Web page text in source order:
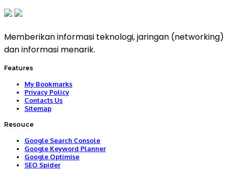
Memberikan informasi teknologi, jaringan (networking)
dan informasi menarik.
Features
My Bookmarks
Privacy Policy
Contacts Us
Sitemap
Resouce
Google Search Console
Google Keyword Planner
Google Optimise
SEO Spider